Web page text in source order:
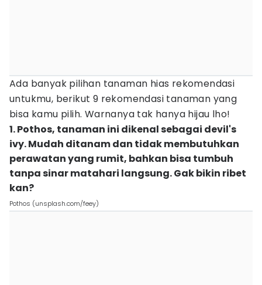
Ada banyak pilihan tanaman hias rekomendasi
untukmu, berikut 9 rekomendasi tanaman yang
bisa kamu pilih. Warnanya tak hanya hijau lho!
1. Pothos, tanaman ini dikenal sebagai devil's
ivy. Mudah ditanam dan tidak membutuhkan
perawatan yang rumit, bahkan bisa tumbuh
tanpa sinar matahari langsung. Gak bikin ribet
kan?
Pothos (unsplash.com/feey)